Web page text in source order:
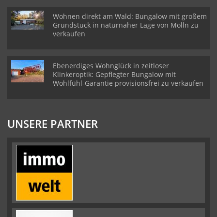
Wohnen direkt am Wald: Bungalow mit großem
Grundstück in naturnaher Lage von Mölln zu
verkaufen
Ebenerdiges Wohnglück in zeitloser
Klinkeroptik: Gepflegter Bungalow mit
Wohlfühl-Garantie provisionsfrei zu verkaufen
UNSERE PARTNER